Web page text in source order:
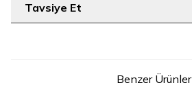
Tavsiye Et
Benzer Ürünler
14